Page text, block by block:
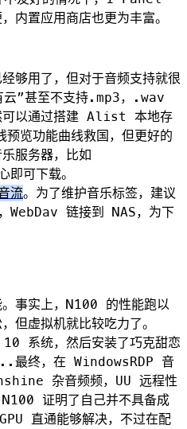
置应用商店也更为丰富。
够用了，但对于音频支持就很
云”甚至不支持.mp3，.wav
可以通过搭建 Alist 本地存
览功能曲线救国，但更好的
服务器，比如
即可下载。
流。为了维护音乐标签，建议
，WebDav 链接到 NAS，为下
。事实上，N100 的性能跑以
虚拟机就比较吃力了。
系统，然后安装了巧克甜恋
终，在 WindowsRDP 音
杂音频频，UU 远程性
证明了自己并不具备成
直通能够解决，不过在配